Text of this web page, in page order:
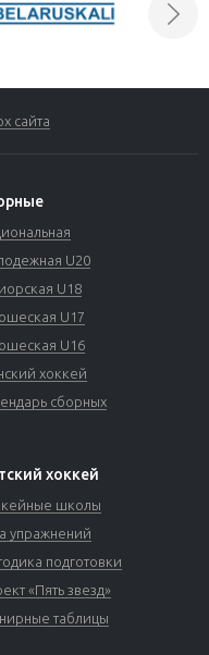
сайта
U20
U18
U17
U16
хоккей
сборных
хоккей
школы
упражнений
подготовки
«Пять звезд»
таблицы